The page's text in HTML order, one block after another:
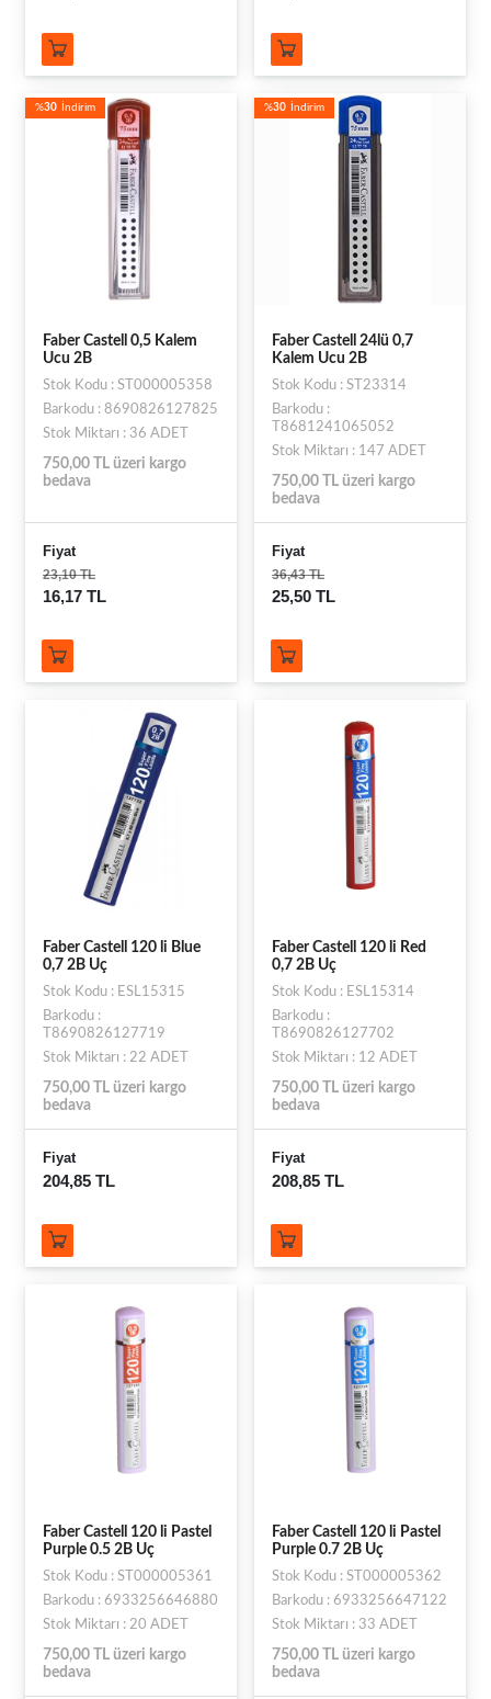
%30 İndirim
Faber Castell 0,5 Kalem
Ucu 2B
Stok Kodu : ST000005358
Barkodu : 8690826127825
Stok Miktarı : 36 ADET
750,00 TL üzeri kargo
bedava
Fiyat
23,10 TL
16,17 TL
%30 İndirim
Faber Castell 24lü 0,7
Kalem Ucu 2B
Stok Kodu : ST23314
Barkodu :
T8681241065052
Stok Miktarı : 147 ADET
750,00 TL üzeri kargo
bedava
Fiyat
36,43 TL
25,50 TL
Faber Castell 120 li Blue
0,7 2B Uç
Stok Kodu : ESL15315
Barkodu :
T8690826127719
Stok Miktarı : 22 ADET
750,00 TL üzeri kargo
bedava
Fiyat
204,85 TL
Faber Castell 120 li Red
0,7 2B Uç
Stok Kodu : ESL15314
Barkodu :
T8690826127702
Stok Miktarı : 12 ADET
750,00 TL üzeri kargo
bedava
Fiyat
208,85 TL
Faber Castell 120 li Pastel
Purple 0.5 2B Uç
Stok Kodu : ST000005361
Barkodu : 6933256646880
Stok Miktarı : 20 ADET
750,00 TL üzeri kargo
bedava
Faber Castell 120 li Pastel
Purple 0.7 2B Uç
Stok Kodu : ST000005362
Barkodu : 6933256647122
Stok Miktarı : 33 ADET
750,00 TL üzeri kargo
bedava